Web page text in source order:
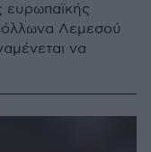
ευρωπαϊκής
Λεμεσού
να